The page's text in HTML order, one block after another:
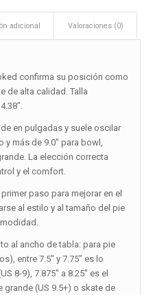
adicional Valoraciones (0)
confirma su posición como
de alta calidad. Talla
en pulgadas y suele oscilar
y más de 9.0″ para bowl,
La elección correcta
y el comfort.
paso para mejorar en el
al estilo y al tamaño del pie
al ancho de tabla: para pie
entre 7.5″ y 7.75″ es lo
8-9), 7.875″ a 8.25″ es el
(US 9.5+) o skate de